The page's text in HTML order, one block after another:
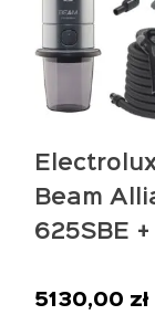
Beam
625SBE +
One 9m
5130,00 zł